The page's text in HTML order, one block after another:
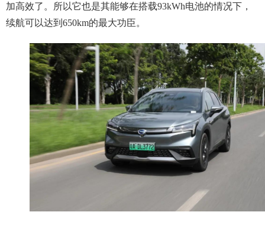
加高效了。所以它也是其能够在搭载93kWh电池的情况下，
续航可以达到650km的最大功臣。